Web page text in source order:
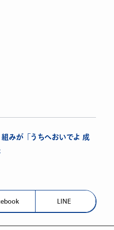
みが「うちへおいでよ 成
LINE